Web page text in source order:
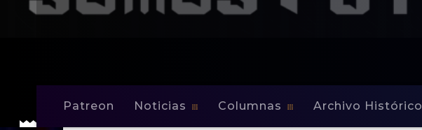
Patreon Noticias Columnas Archivo Histórico